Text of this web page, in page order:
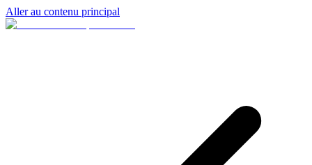
Aller au contenu principal